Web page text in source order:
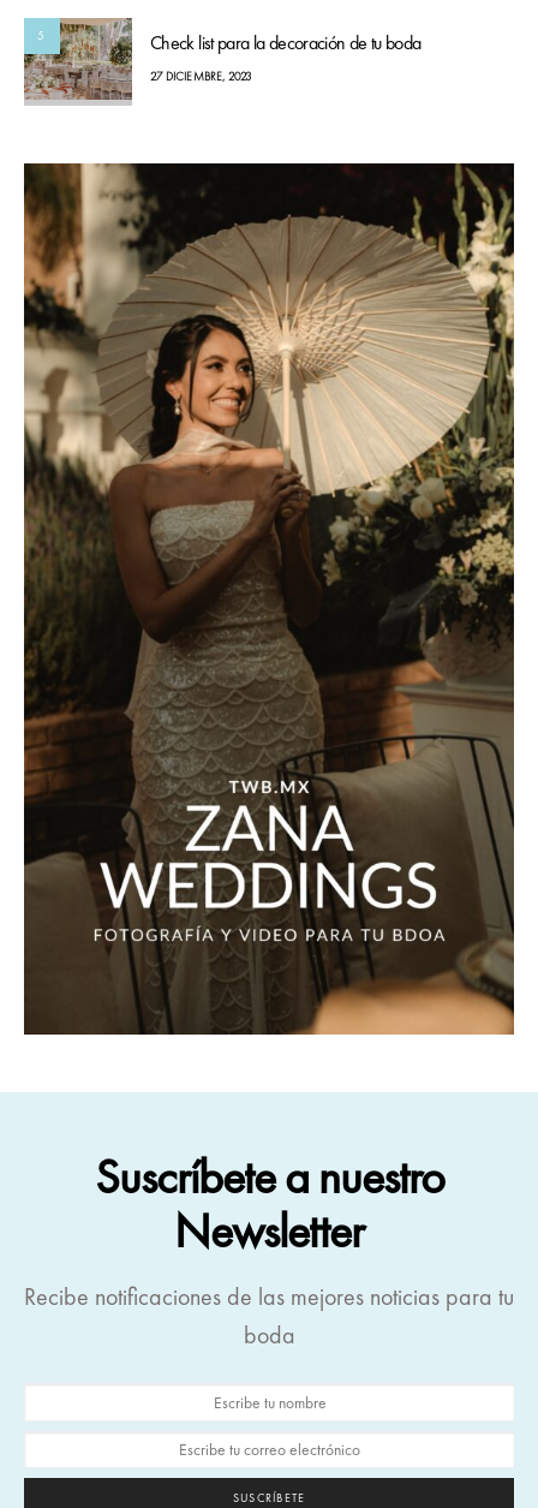
5 Check list para la decoración de tu boda
27 DICIEMBRE, 2023
Suscríbete a nuestro
Newsletter
Recibe notificaciones de las mejores noticias para tu
boda
SUSCRÍBETE